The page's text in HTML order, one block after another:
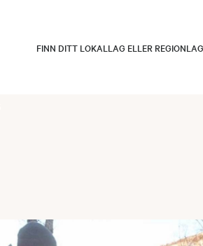
FINN DITT LOKALLAG ELLER REGIONLAG